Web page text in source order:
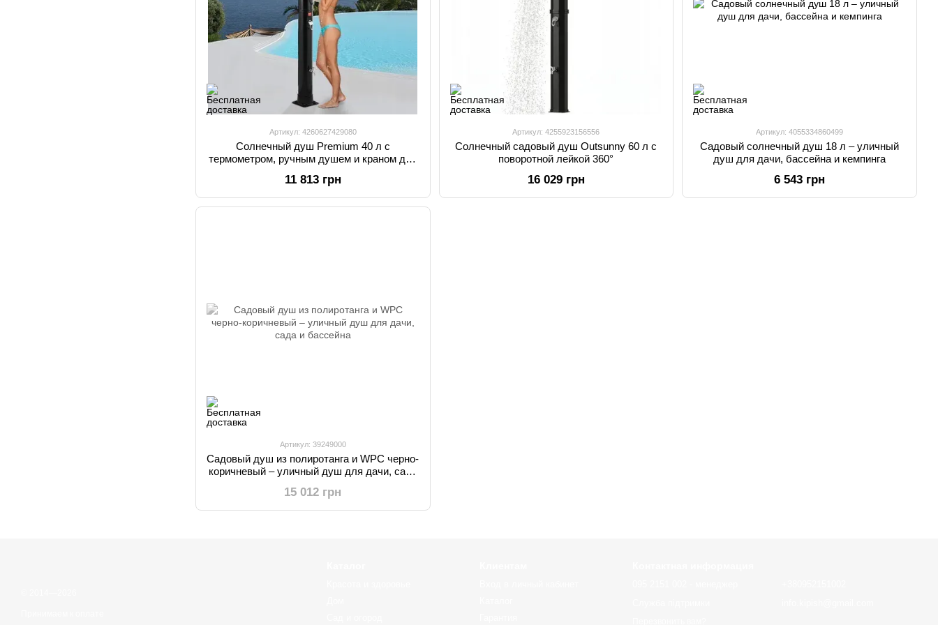
Артикул: 4260627429080
Солнечный душ Premium 40 л с
термометром, ручным душем и краном для
11 813 грн
Артикул: 4255923156556
Солнечный садовый душ Outsunny 60 л с
поворотной лейкой 360°
16 029 грн
Артикул: 4055334860499
Садовый солнечный душ 18 л – уличный
душ для дачи, бассейна и кемпинга
6 543 грн
Артикул: 39249000
Садовый душ из полиротанга и WPC черно-
коричневый – уличный душ для дачи, сада
15 012 грн